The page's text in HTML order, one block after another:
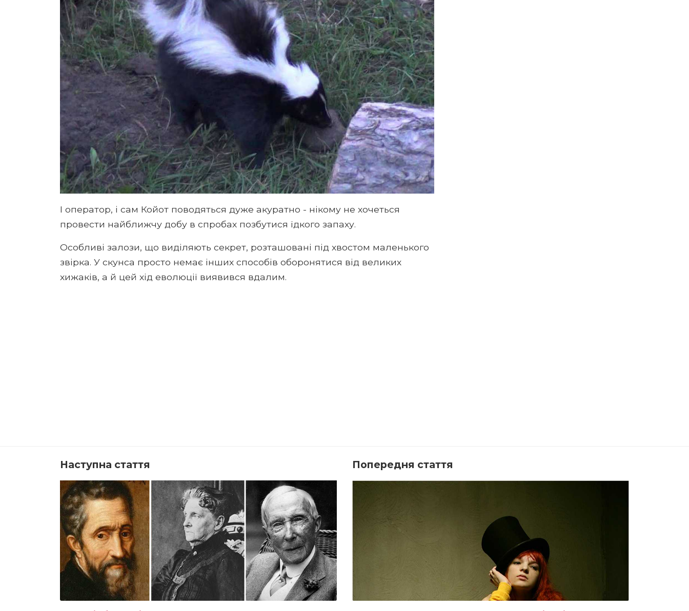
І оператор, і сам Койот поводяться дуже акуратно - нікому не хочеться
провести найближчу добу в спробах позбутися їдкого запаху.
Особливі залози, що виділяють секрет, розташовані під хвостом маленького
звірка. У скунса просто немає інших способів оборонятися від великих
хижаків, а й цей хід еволюції виявився вдалим.
Наступна стаття Попередня стаття